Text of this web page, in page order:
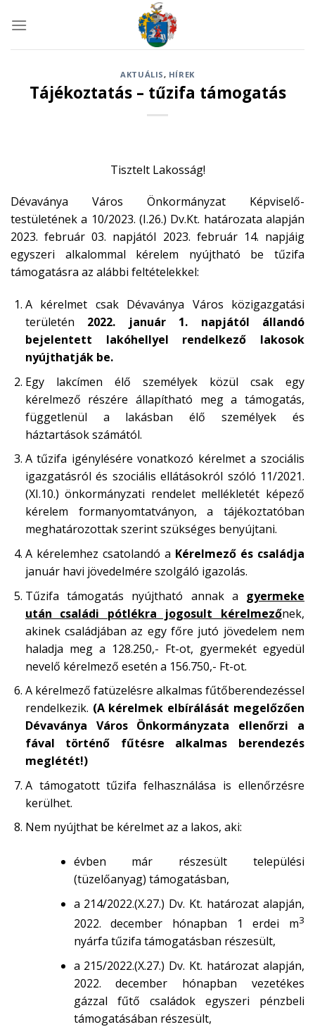
AKTUÁLIS, HÍREK
Tájékoztatás – tűzifa támogatás
Tisztelt Lakosság!
Dévaványa Város Önkormányzat Képviselő-
testületének a 10/2023. (I.26.) Dv.Kt. határozata alapján
2023. február 03. napjától 2023. február 14. napjáig
egyszeri alkalommal kérelem nyújtható be tűzifa
támogatásra az alábbi feltételekkel:
A kérelmet csak Dévaványa Város közigazgatási
területén 2022. január 1. napjától állandó
bejelentett lakóhellyel rendelkező lakosok
nyújthatják be.
Egy lakcímen élő személyek közül csak egy
kérelmező részére állapítható meg a támogatás,
függetlenül a lakásban élő személyek és
háztartások számától.
A tűzifa igénylésére vonatkozó kérelmet a szociális
igazgatásról és szociális ellátásokról szóló 11/2021.
(XI.10.) önkormányzati rendelet mellékletét képező
kérelem formanyomtatványon, a tájékoztatóban
meghatározottak szerint szükséges benyújtani.
A kérelemhez csatolandó a Kérelmező és családja
január havi jövedelmére szolgáló igazolás.
Tűzifa támogatás nyújtható annak a gyermeke
után családi pótlékra jogosult kérelmezőnek,
akinek családjában az egy főre jutó jövedelem nem
haladja meg a 128.250,- Ft-ot, gyermekét egyedül
nevelő kérelmező esetén a 156.750,- Ft-ot.
A kérelmező fatüzelésre alkalmas fűtőberendezéssel
rendelkezik. (A kérelmek elbírálását megelőzően
Dévaványa Város Önkormányzata ellenőrzi a
fával történő fűtésre alkalmas berendezés
meglétét!)
A támogatott tűzifa felhasználása is ellenőrzésre
kerülhet.
Nem nyújthat be kérelmet az a lakos, aki:
évben már részesült települési
(tüzelőanyag) támogatásban,
a 214/2022.(X.27.) Dv. Kt. határozat alapján,
2022. december hónapban 1 erdei m3
nyárfa tűzifa támogatásban részesült,
a 215/2022.(X.27.) Dv. Kt. határozat alapján,
2022. december hónapban vezetékes
gázzal fűtő családok egyszeri pénzbeli
támogatásában részesült,